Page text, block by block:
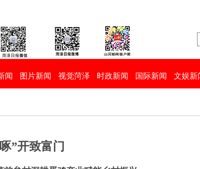
闻 图片新闻 视觉菏泽 时政新闻 国际新闻 文娱新
”开致富门